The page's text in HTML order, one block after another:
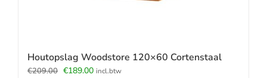
Houtopslag Woodstore 120×60 Cortenstaal
€209.00 Oorspronkelijke
€189.00Huidige
incl.btw